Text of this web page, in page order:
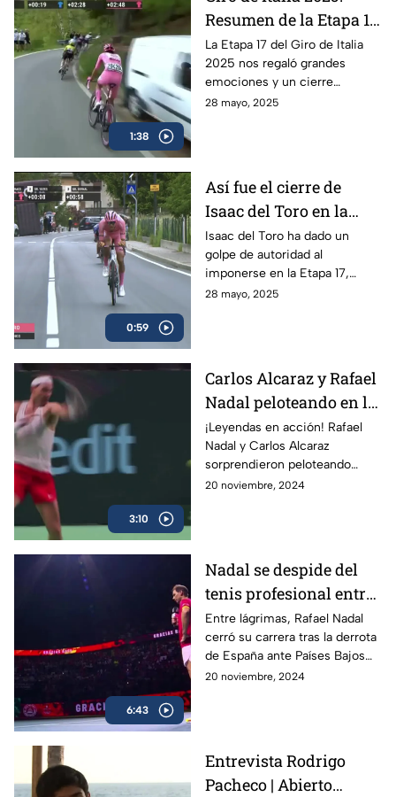
1:38
Resumen de la Etapa 17
y el triunfo de Isaac del
Toro
La Etapa 17 del Giro de Italia
2025 nos regaló grandes
emociones y un cierre
espectacular, en donde el líder
28 mayo, 2025
0:59
Así fue el cierre de
Isaac del Toro en la
Etapa 17 del Giro de
Italia
Isaac del Toro ha dado un
golpe de autoridad al
imponerse en la Etapa 17,
consolidándose como líder de
28 mayo, 2025
3:10
Carlos Alcaraz y Rafael
Nadal peloteando en la
Copa Davis
¡Leyendas en acción! Rafael
Nadal y Carlos Alcaraz
sorprendieron peloteando
juntos en la Copa Davis
20 noviembre, 2024
6:43
Nadal se despide del
tenis profesional entre
lágrimas
Entre lágrimas, Rafael Nadal
cerró su carrera tras la derrota
de España ante Países Bajos
en la Copa Davis, dejando un
20 noviembre, 2024
Entrevista Rodrigo
Pacheco | Abierto